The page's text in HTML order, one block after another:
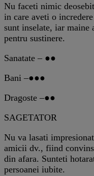
Nu faceti nimic
in care aveti o
sunt inselate, iar maine
pentru sustinere.
Sanatate – ●●
Bani –●●●
Dragoste –●●
SAGETATOR
Nu va lasati
amicii dv., fiind
din afara. Sunteti
persoanei iubite.